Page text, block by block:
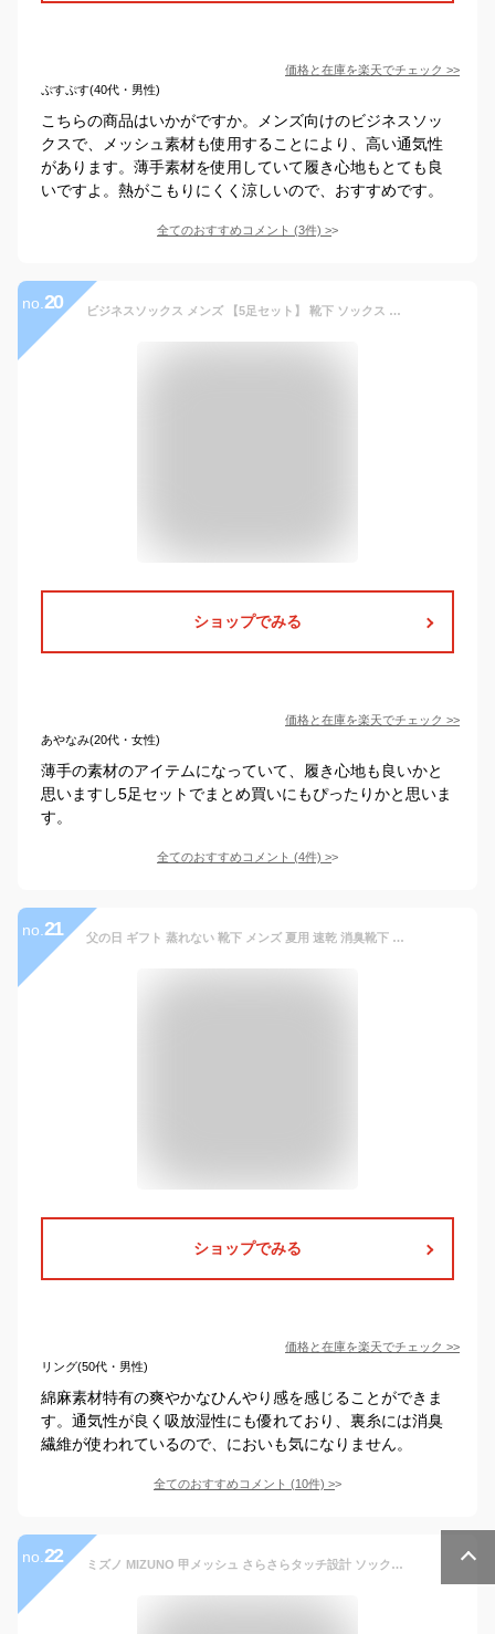
価格と在庫を楽天でチェック >>
ぷすぷす(40代・男性)
こちらの商品はいかがですか。メンズ向けのビジネスソッ
クスで、メッシュ素材も使用することにより、高い通気性
があります。薄手素材を使用していて履き心地もとても良
いですよ。熱がこもりにくく涼しいので、おすすめです。
全てのおすすめコメント (3件) >
no. 20 ビジネスソックス メンズ 【5足セット】 靴下 ソックス ビジネス ビジネス靴下 紳士 破れにくい 薄手 薄地 夏 夏用 涼しい 竹繊維 竹 消臭 防臭 抗菌 大きいサイズ 抗菌防臭 黒 紺 灰 グレー ブラック ネイビー おしゃれ 紳士靴下 ロング
ショップでみる
価格と在庫を楽天でチェック >>
あやなみ(20代・女性)
薄手の素材のアイテムになっていて、履き心地も良いかと
思いますし5足セットでまとめ買いにもぴったりかと思いま
す。
全てのおすすめコメント (4件) >
no. 21 父の日 ギフト 蒸れない 靴下 メンズ 夏用 速乾 消臭靴下 日本製 綿麻 臭わない 乾きやすい ソックス 麻 消臭 防臭 抗菌 男性 ビジネス 薄手 薄い ビジネスソックス 足 臭い 足の臭い 涼しい 破れにくい 丈夫な靴下 夏 大きいサイズ 黒 臭くならない 28cm 29cm 30cm
ショップでみる
価格と在庫を楽天でチェック >>
リング(50代・男性)
綿麻素材特有の爽やかなひんやり感を感じることができま
す。通気性が良く吸放湿性にも優れており、裏糸には消臭
繊維が使われているので、においも気になりません。
全てのおすすめコメント (10件) >
no. 22 ミズノ MIZUNO 甲メッシュ さらさらタッチ設計 ソックス 3足組 メンズ ショートソックス 薄地 3P 夏 靴下 正規品【Z6B】【パケ3】